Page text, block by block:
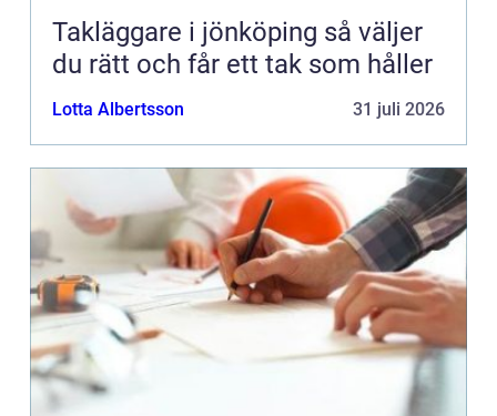
Takläggare i jönköping så väljer
du rätt och får ett tak som håller
Lotta Albertsson 31 juli 2026